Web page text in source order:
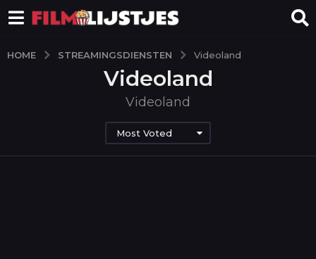
HOME STREAMINGSDIENSTEN Videoland
Videoland
Videoland
Most Voted